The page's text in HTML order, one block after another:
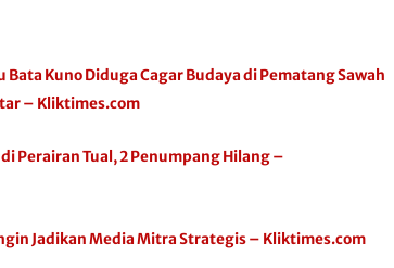
Bata Kuno Diduga Cagar Budaya di Pematang Sawah
– Kliktimes.com
Perairan Tual, 2 Penumpang Hilang –
Jadikan Media Mitra Strategis – Kliktimes.com